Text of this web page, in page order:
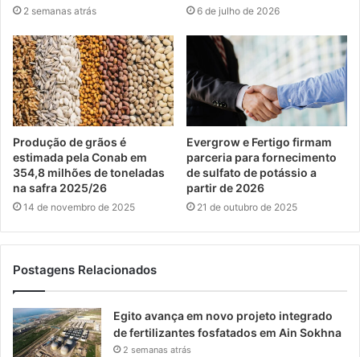
2 semanas atrás 6 de julho de 2026
Produção de grãos é
estimada pela Conab em
354,8 milhões de toneladas
na safra 2025/26
14 de novembro de 2025
Evergrow e Fertigo firmam
parceria para fornecimento
de sulfato de potássio a
partir de 2026
21 de outubro de 2025
Postagens Relacionados
Egito avança em novo projeto integrado
de fertilizantes fosfatados em Ain Sokhna
2 semanas atrás